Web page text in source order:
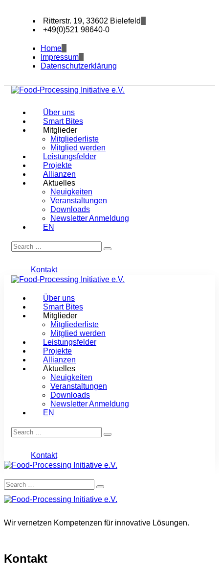
Ritterstr. 19, 33602 Bielefeld
+49(0)521 98640-0
Home
Impressum
Datenschutzerklärung
Über uns
Smart Bites
Mitglieder
Mitgliederliste
Mitglied werden
Leistungsfelder
Projekte
Allianzen
Aktuelles
Neuigkeiten
Veranstaltungen
Downloads
Newsletter Anmeldung
EN
Kontakt
Über uns
Smart Bites
Mitglieder
Mitgliederliste
Mitglied werden
Leistungsfelder
Projekte
Allianzen
Aktuelles
Neuigkeiten
Veranstaltungen
Downloads
Newsletter Anmeldung
EN
Kontakt
Wir vernetzen Kompetenzen für innovative Lösungen.
Kontakt